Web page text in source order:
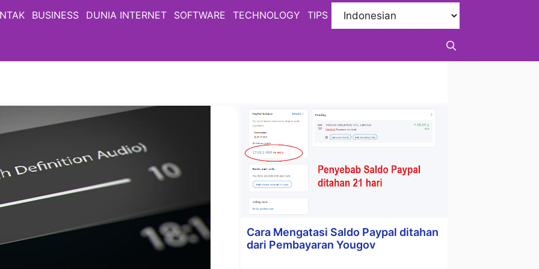
BUSINESS DUNIA INTERNET SOFTWARE TECHNOLOGY TIPS
Cara Mengatasi Saldo Paypal ditahan
dari Pembayaran Yougov